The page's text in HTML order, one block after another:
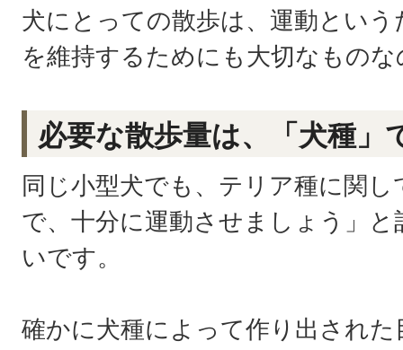
犬にとっての散歩は、運動とい
を維持するためにも大切なもの
必要な散歩量は、「犬種」
同じ小型犬でも、テリア種に関
で、十分に運動させましょう」
いです。
確かに犬種によって作り出され